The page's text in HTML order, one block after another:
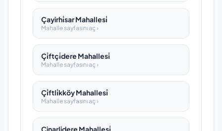
Çayirhi̇sar Mahallesi̇
Mahalle sayfasını aç ›
Çi̇ftçi̇dere Mahallesi̇
Mahalle sayfasını aç ›
Çi̇ftli̇kköy Mahallesi̇
Mahalle sayfasını aç ›
Çinarlidere Mahallesi̇